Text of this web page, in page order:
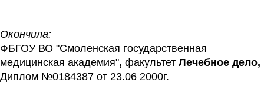
Окончила:
ФБГОУ ВО "Смоленская государственная
медицинская академия", факультет
Диплом №0184387 от 23.06 2000г.